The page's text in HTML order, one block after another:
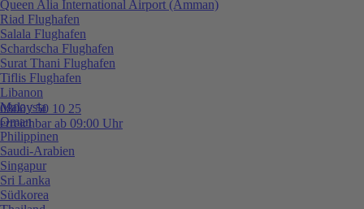
0800 / 50 10 25
erreichbar ab 09:00 Uhr
Queen Alia International Airport (Amman)
Riad Flughafen
Salala Flughafen
Schardscha Flughafen
Surat Thani Flughafen
Tiflis Flughafen
Libanon
Malaysia
Oman
Philippinen
Saudi-Arabien
Singapur
Sri Lanka
Südkorea